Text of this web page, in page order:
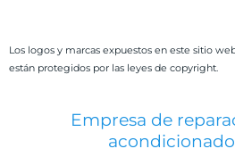
Los logos y marcas expuestos en este sitio
están protegidos por las leyes de copyright.
Empresa de